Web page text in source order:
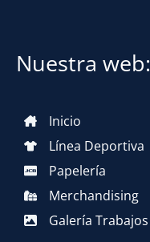
Nuestra web:
Inicio
Línea Deportiva
Papelería
Merchandising
Galería Trabajos